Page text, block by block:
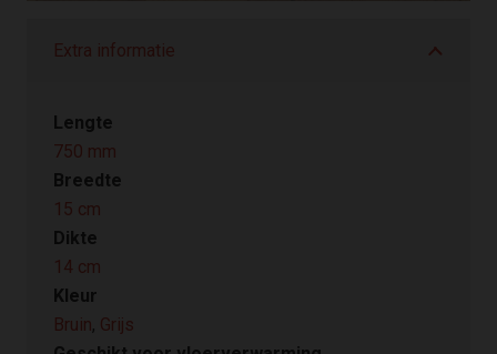
Extra informatie
Lengte
750 mm
Breedte
15 cm
Dikte
14 cm
Kleur
Bruin, Grijs